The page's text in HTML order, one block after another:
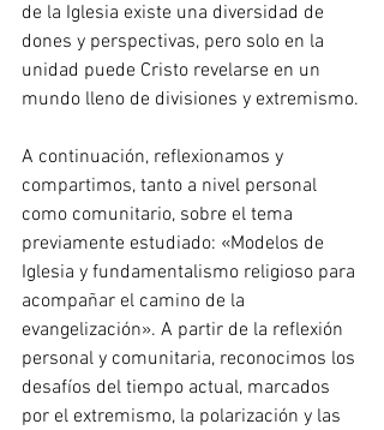
de la Iglesia existe una diversidad de
dones y perspectivas, pero solo en la
unidad puede Cristo revelarse en un
mundo lleno de divisiones y extremismo.
A continuación, reflexionamos y
compartimos, tanto a nivel personal
como comunitario, sobre el tema
previamente estudiado: «Modelos de
Iglesia y fundamentalismo religioso para
acompañar el camino de la
evangelización». A partir de la reflexión
personal y comunitaria, reconocimos los
desafíos del tiempo actual, marcados
por el extremismo, la polarización y las